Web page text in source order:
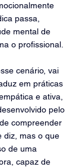
passa,
mental de
o profissional.
cenário, vai
em práticas
e ativa,
pelo
compreender
diz, mas o que
de uma
capaz de